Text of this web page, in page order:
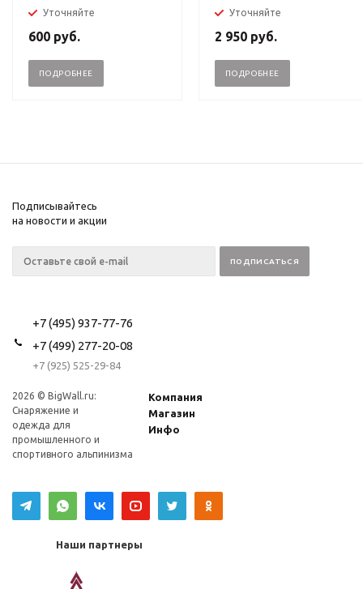
Уточняйте
600 руб.
ПОДРОБНЕЕ
Уточняйте
2 950 руб.
ПОДРОБНЕЕ
Подписывайтесь
на новости и акции
+7 (495) 937-77-76
+7 (499) 277-20-08
+7 (925) 525-29-84
2026 © BigWall.ru:
Снаряжение и
одежда для
промышленного и
спортивного альпинизма
Компания
Магазин
Инфо
Наши партнеры